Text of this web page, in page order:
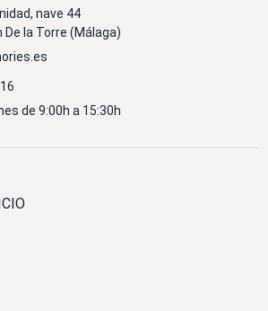
nave 44
De la Torre (Málaga)
de 9:00h a 15:30h